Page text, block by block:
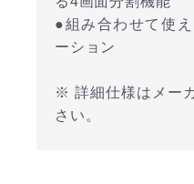
●組み合わせて使
ーション
※ 詳細仕様はメー
さい。